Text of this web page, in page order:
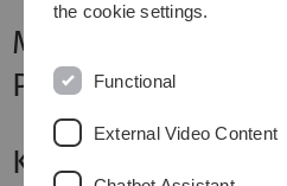
MATLAB/
Programmierlab
Kursinformationen
the cookie settings.
Functional
External Video Content